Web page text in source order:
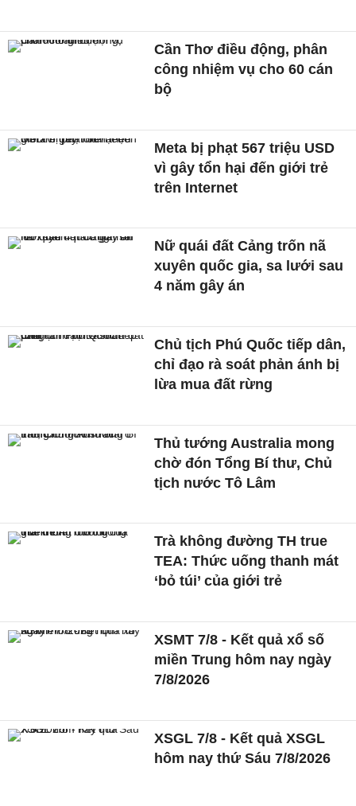
Cần Thơ điều động, phân
công nhiệm vụ cho 60 cán
bộ
Meta bị phạt 567 triệu USD
vì gây tổn hại đến giới trẻ
trên Internet
Nữ quái đất Cảng trốn nã
xuyên quốc gia, sa lưới sau
4 năm gây án
Chủ tịch Phú Quốc tiếp dân,
chỉ đạo rà soát phản ánh bị
lừa mua đất rừng
Thủ tướng Australia mong
chờ đón Tổng Bí thư, Chủ
tịch nước Tô Lâm
Trà không đường TH true
TEA: Thức uống thanh mát
‘bỏ túi’ của giới trẻ
XSMT 7/8 - Kết quả xổ số
miền Trung hôm nay ngày
7/8/2026
XSGL 7/8 - Kết quả XSGL
hôm nay thứ Sáu 7/8/2026